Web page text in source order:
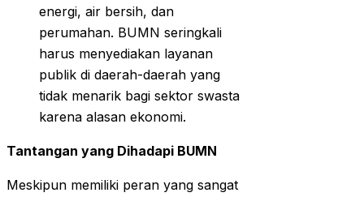
energi, air bersih, dan
perumahan. BUMN seringkali
harus menyediakan layanan
publik di daerah-daerah yang
tidak menarik bagi sektor swasta
karena alasan ekonomi.
Tantangan yang Dihadapi BUMN
Meskipun memiliki peran yang sangat